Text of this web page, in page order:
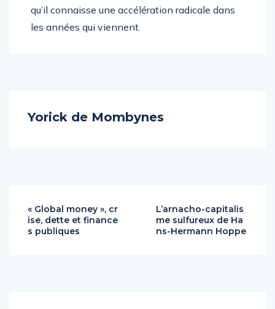
qu’il connaisse une accélération radicale dans
les années qui viennent.
Yorick de Mombynes
« Global money », cr
ise, dette et finance
s publiques
L’arnacho-capitalis
me sulfureux de Ha
ns-Hermann Hoppe